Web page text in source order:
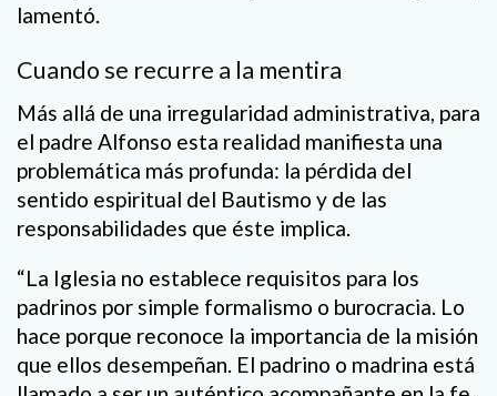
lamentó.
Cuando se recurre a la mentira
Más allá de una irregularidad administrativa, para
el padre Alfonso esta realidad manifiesta una
problemática más profunda: la pérdida del
sentido espiritual del Bautismo y de las
responsabilidades que éste implica.
“La Iglesia no establece requisitos para los
padrinos por simple formalismo o burocracia. Lo
hace porque reconoce la importancia de la misión
que ellos desempeñan. El padrino o madrina está